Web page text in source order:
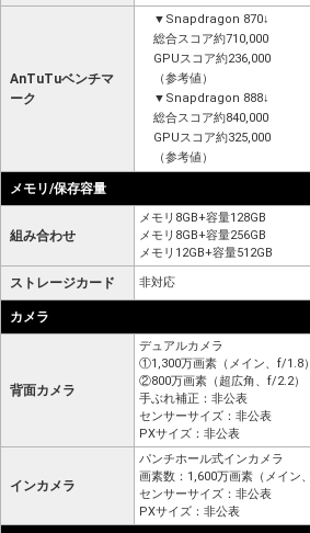
AnTuTuベンチマ
ーク
▼Snapdragon 870↓
総合スコア約710,000
GPUスコア約236,000
（参考値）
▼Snapdragon 888↓
総合スコア約840,000
GPUスコア約325,000
（参考値）
メモリ/保存容量
組み合わせ
メモリ8GB+容量128GB
メモリ8GB+容量256GB
メモリ12GB+容量512GB
ストレージカード 非対応
カメラ
背面カメラ
デュアルカメラ
①1,300万画素（メイン、f/1.8）
②800万画素（超広角、f/2.2）
手ぶれ補正：非公表
センサーサイズ：非公表
PXサイズ：非公表
インカメラ
パンチホール式インカメラ
画素数：1,600万画素（メイン
センサーサイズ：非公表
PXサイズ：非公表